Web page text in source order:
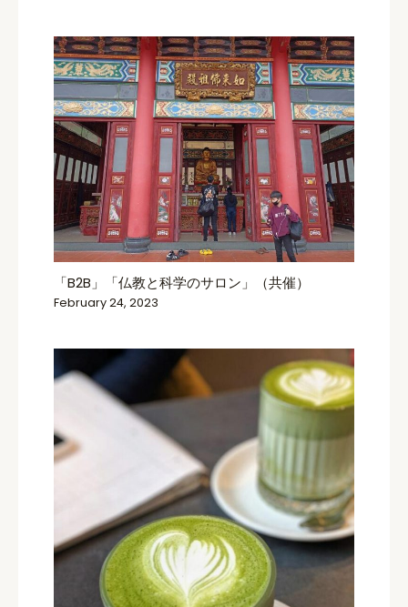
「B2B」「仏教と科学のサロン」（共催）
February 24, 2023